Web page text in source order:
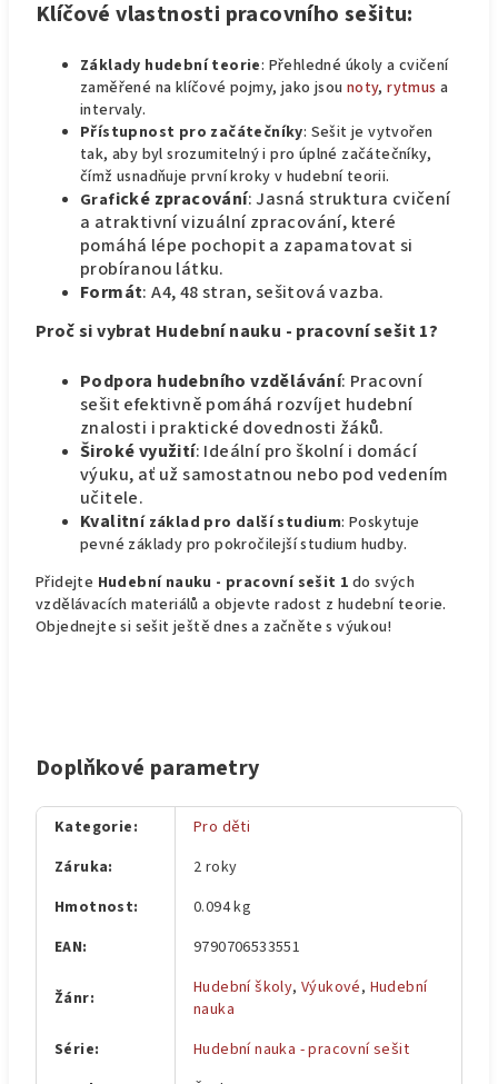
Klíčové vlastnosti pracovního sešitu:
Základy hudební teorie: Přehledné úkoly a cvičení
zaměřené na klíčové pojmy, jako jsou noty,rytmus a
intervaly.
Přístupnost pro začátečníky: Sešit je vytvořen
tak, aby byl srozumitelný i pro úplné začátečníky,
čímž usnadňuje první kroky v hudební teorii.
Grafické zpracování: Jasná struktura cvičení
a atraktivní vizuální zpracování, které
pomáhá lépe pochopit a zapamatovat si
probíranou látku.
Formát: A4, 48 stran, sešitová vazba.
Proč si vybrat Hudební nauku - pracovní sešit 1?
Podpora hudebního vzdělávání: Pracovní
sešit efektivně pomáhá rozvíjet hudební
znalosti i praktické dovednosti žáků.
Široké využití: Ideální pro školní i domácí
výuku, ať už samostatnou nebo pod vedením
učitele.
Kvalitní základ pro další studium: Poskytuje
pevné základy pro pokročilejší studium hudby.
Přidejte Hudební nauku - pracovní sešit 1 do svých
vzdělávacích materiálů a objevte radost z hudební teorie.
Objednejte si sešit ještě dnes a začněte s výukou!
Doplňkové parametry
Kategorie:
Pro děti
Záruka:
2 roky
Hmotnost:
0.094 kg
EAN: 9790706533551
Žánr: Hudební školy,Výukové, Hudební
nauka
Série:
Hudební nauka - pracovní sešit